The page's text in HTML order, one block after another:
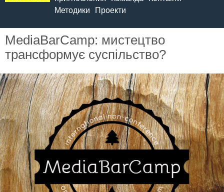
Методики
Проекти
MediaBarCamp: мистецтво
трансформує суспільство?